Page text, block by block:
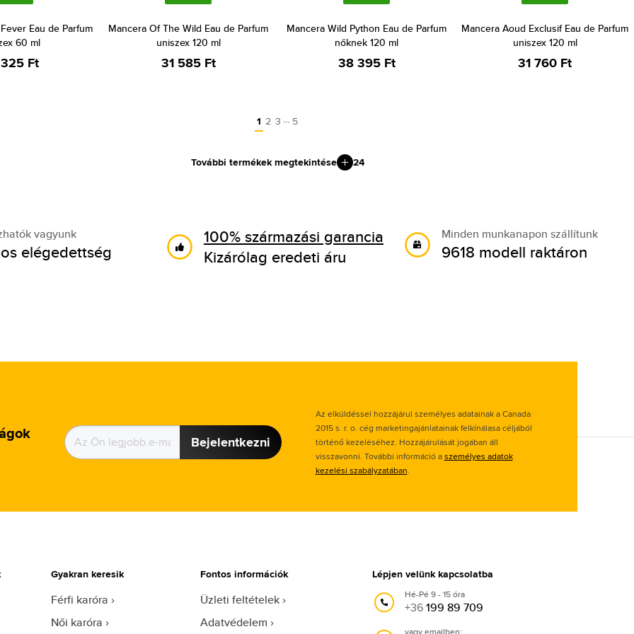
Eau de Parfum
60 ml
Ft
Mancera Of The Wild Eau de Parfum
uniszex 120 ml
31 585 Ft
Mancera Wild Python Eau de Parfum
nőknek 120 ml
38 395 Ft
Mancera Aoud Exclusif Eau de Parfum
uniszex 120 ml
31 760 Ft
1 2 3 … 5
További termékek megtekintése 24
vagyunk
elégedettség
100% származási garancia
Kizárólag eredeti áru
Minden munkanapon szállítunk
9618 modell raktáron
Bejelentkezni
Az elküldéssel hozzájárul személyes adatainak a Canada
2015 s. r. o. cég marketingajánlatainak felkínálasa céljából
történő kezeléséhez. Hozzájárulását jogában áll
visszavonni. További információ aszemélyes adatok
kezelési szabályzatában.
Gyakran keresik
Férfi karóra
Női karóra
Fontos információk
Üzleti feltételek
Adatvédelem
Lépjen velünk kapcsolatba
Hé-Pé 9 - 15 óra
+36199 89 709
vagy emailben: